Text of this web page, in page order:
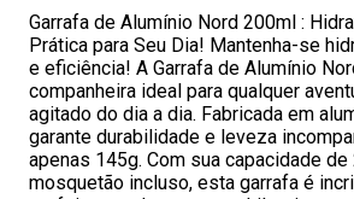
Garrafa de Alumínio Nord 200ml :
Prática para Seu Dia! Mantenha-se
e eficiência! A Garrafa de Alumínio
companheira ideal para qualquer
agitado do dia a dia. Fabricada em
garante durabilidade e leveza
apenas 145g. Com sua capacidade
mosquetão incluso, esta garrafa é